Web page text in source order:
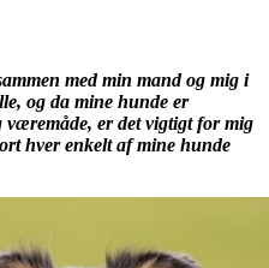
med min mand og mig i
og da mine hunde er
væremåde, er det vigtigt for mig
hver enkelt af mine hunde